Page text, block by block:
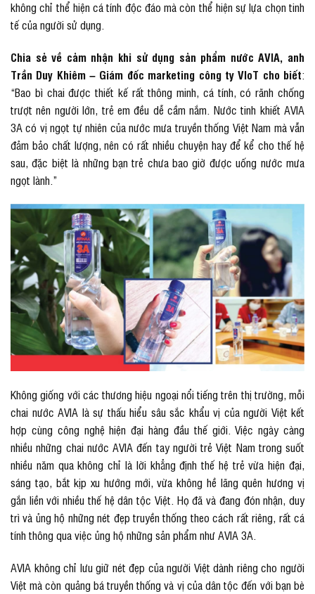
không chỉ thể hiện cá tính độc đáo mà còn thể hiện sự lựa chọn tinh
tế của người sử dụng.
Chia sẻ về cảm nhận khi sử dụng sản phẩm nước AVIA, anh
Trần Duy Khiêm – Giám đốc marketing công ty VIoT cho biết:
“Bao bì chai được thiết kế rất thông minh, cá tính, có rãnh chống
trượt nên người lớn, trẻ em đều dễ cầm nắm. Nước tinh khiết AVIA
3A có vị ngọt tự nhiên của nước mưa truyền thống Việt Nam mà vẫn
đảm bảo chất lượng, nên có rất nhiều chuyện hay để kể cho thế hệ
sau, đặc biệt là những bạn trẻ chưa bao giờ được uống nước mưa
ngọt lành.”
Không giống với các thương hiệu ngoại nổi tiếng trên thị trường, mỗi
chai nước AVIA là sự thấu hiểu sâu sắc khẩu vị của người Việt kết
hợp cùng công nghệ hiện đại hàng đầu thế giới. Việc ngày càng
nhiều những chai nước AVIA đến tay người trẻ Việt Nam trong suốt
nhiều năm qua không chỉ là lời khẳng định thế hệ trẻ vừa hiện đại,
sáng tạo, bắt kịp xu hướng mới, vừa không hề lãng quên hương vị
gắn liền với nhiều thế hệ dân tộc Việt. Họ đã và đang đón nhận, duy
trì và ủng hộ những nét đẹp truyền thống theo cách rất riêng, rất cá
tính thông qua việc ủng hộ những sản phẩm như AVIA 3A.
AVIA không chỉ lưu giữ nét đẹp của người Việt dành riêng cho người
Việt mà còn quảng bá truyền thống và vị của dân tộc đến với bạn bè